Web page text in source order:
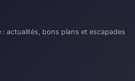
: actualités, bons plans et escapades